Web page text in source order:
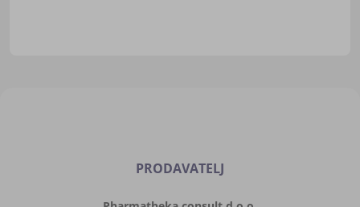
PRODAVATELJ